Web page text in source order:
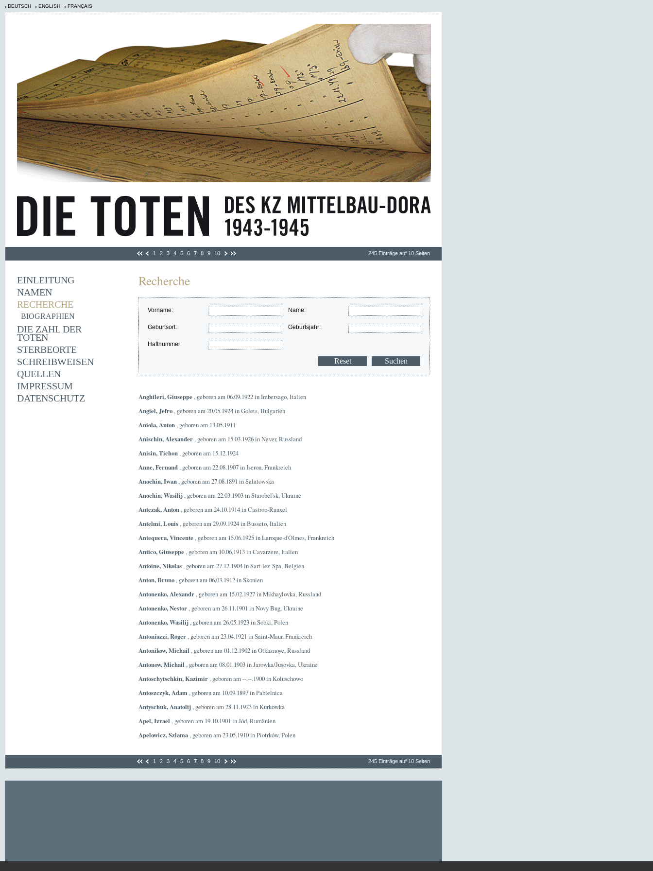
DEUTSCH ENGLISH FRANÇAIS
1 2 3 4 5 6 7 8 9 10 245 Einträge auf 10 Seiten
EINLEITUNG
NAMEN
RECHERCHE
BIOGRAPHIEN
DIE ZAHL DER
TOTEN
STERBEORTE
SCHREIBWEISEN
QUELLEN
IMPRESSUM
DATENSCHUTZ
Recherche
Vorname: Name:
Geburtsort: Geburtsjahr:
Haftnummer:
Anghileri, Giuseppe, geboren am 06.09.1922 in Imbersago, Italien
Angiel, Jefro, geboren am 20.05.1924 in Golets, Bulgarien
Aniola, Anton, geboren am 13.05.1911
Anischin, Alexander, geboren am 15.03.1926 in Never, Russland
Anisin, Tichon, geboren am 15.12.1924
Anne, Fernand, geboren am 22.08.1907 in Iseron, Frankreich
Anochin, Iwan, geboren am 27.08.1891 in Salatowska
Anochin, Wasilij, geboren am 22.03.1903 in Starobel'sk, Ukraine
Antczak, Anton, geboren am 24.10.1914 in Castrop-Rauxel
Antelmi, Louis, geboren am 29.09.1924 in Busseto, Italien
Antequera, Vincente, geboren am 15.06.1925 in Laroque-d'Olmes, Frankreich
Antico, Giuseppe, geboren am 10.06.1913 in Cavarzere, Italien
Antoine, Nikolas, geboren am 27.12.1904 in Sart-lez-Spa, Belgien
Anton, Bruno, geboren am 06.03.1912 in Skonien
Antonenko, Alexandr, geboren am 15.02.1927 in Mikhaylovka, Russland
Antonenko, Nestor, geboren am 26.11.1901 in Novy Bug, Ukraine
Antonenko, Wasilij, geboren am 26.05.1923 in Sobki, Polen
Antoniazzi, Roger, geboren am 23.04.1921 in Saint-Maur, Frankreich
Antonikow, Michail , geboren am 01.12.1902 in Otkaznoye, Russland
Antonow, Michail , geboren am 08.01.1903 in Jarowka/Jusovka, Ukraine
Antoschytschkin, Kazimir, geboren am --.--.1900 in Koluschowo
Antoszczyk, Adam, geboren am 10.09.1897 in Pabielnica
Antyschuk, Anatolij, geboren am 28.11.1923 in Kurkowka
Apel, Izrael , geboren am 19.10.1901 in Jód, Rumänien
Apelowicz, Szlama, geboren am 23.05.1910 in Piotrków, Polen
1 2 3 4 5 6 7 8 9 10 245 Einträge auf 10 Seiten